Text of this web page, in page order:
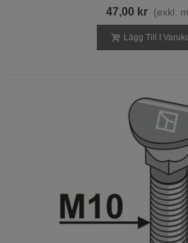
47,00 kr (exkl.
Lägg Till I